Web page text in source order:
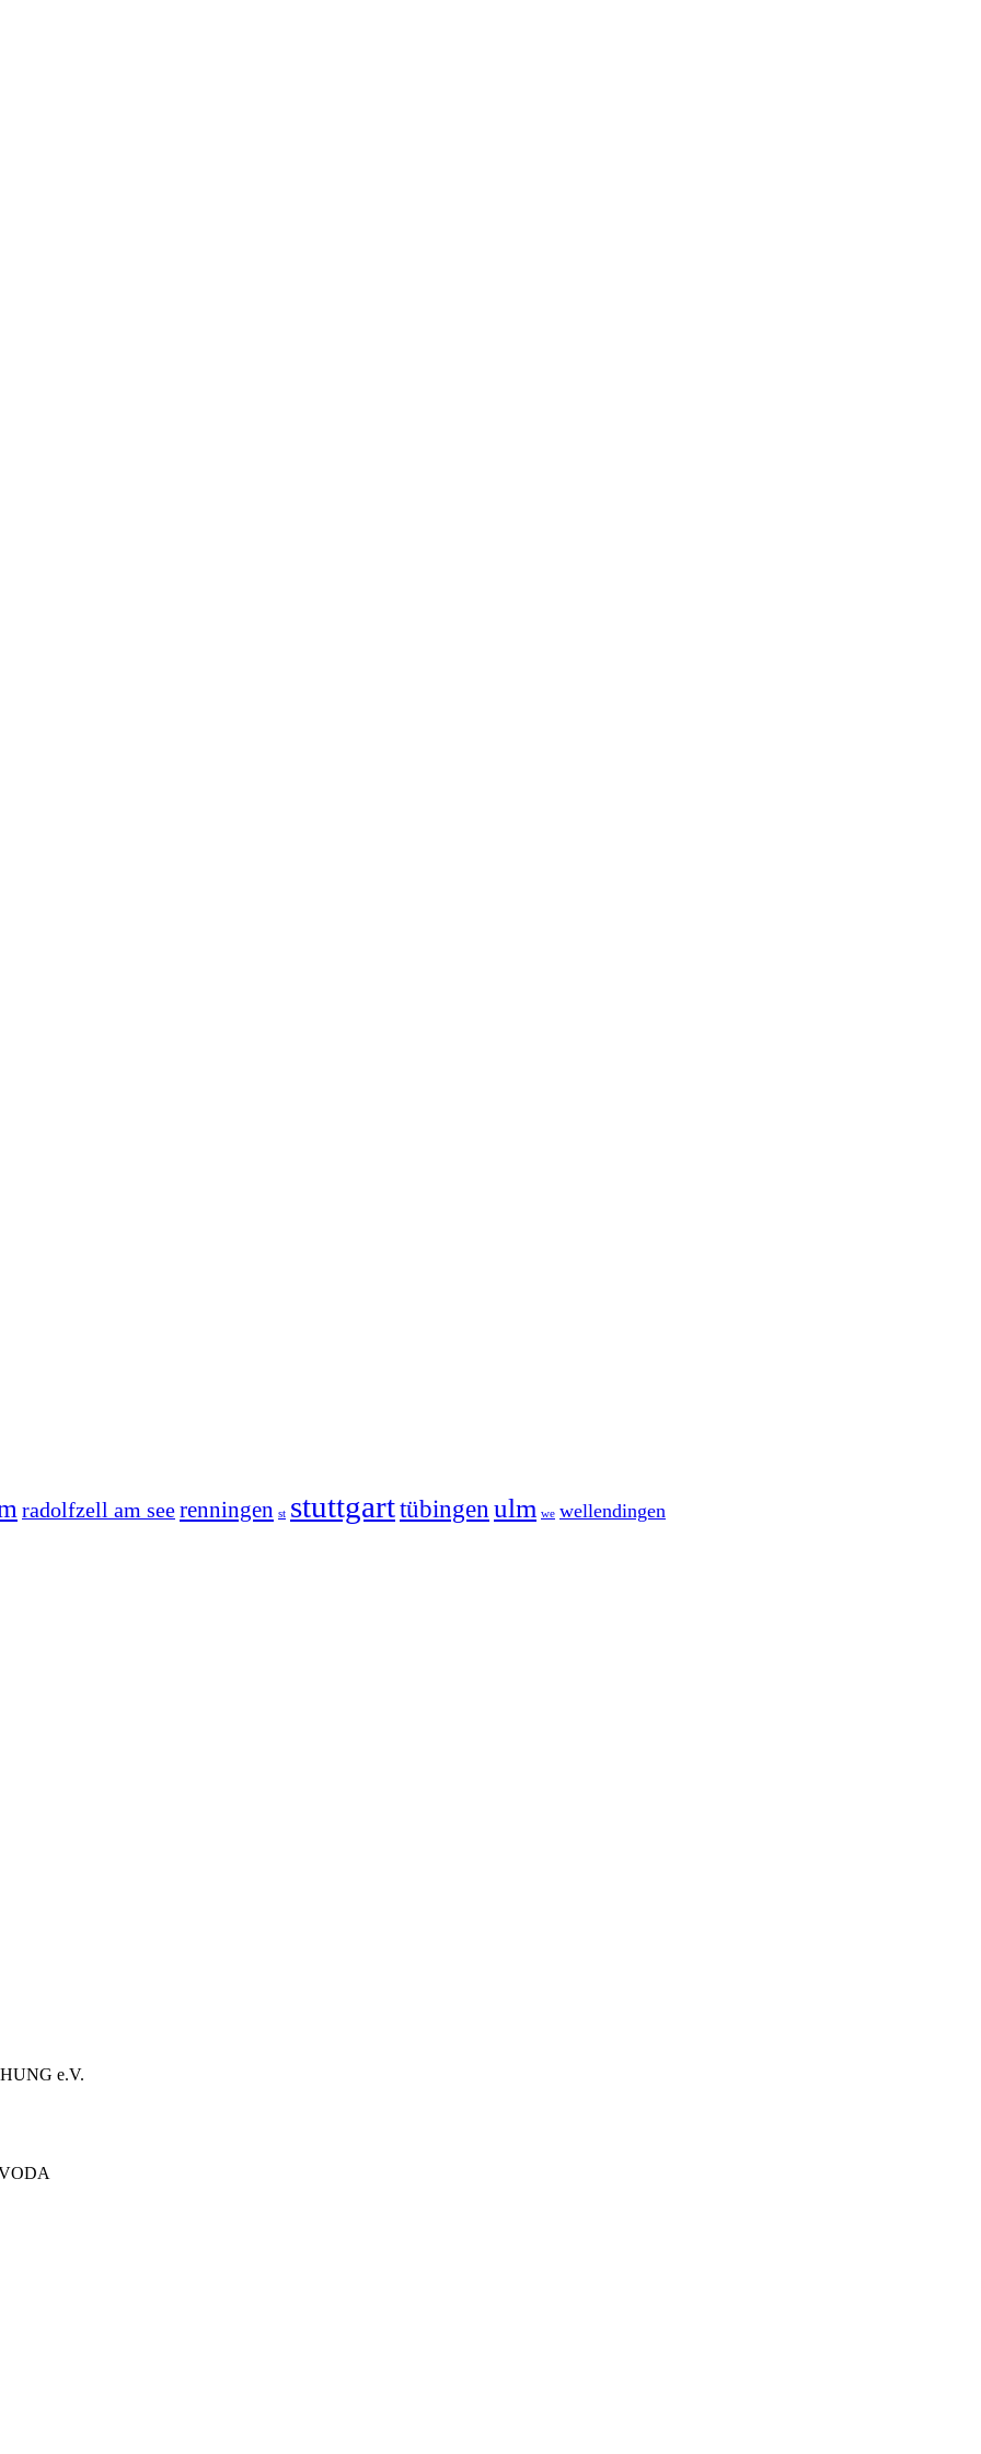
radolfzell am seerenningen st stuttgarttübingen ulm we wellendingen
e.V.